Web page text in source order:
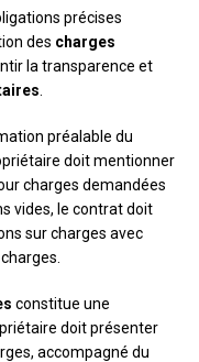
précises
des charges
la transparence et
préalable du
doit mentionner
charges demandées
vides, le contrat doit
sur charges avec
constitue une
doit présenter
accompagné du